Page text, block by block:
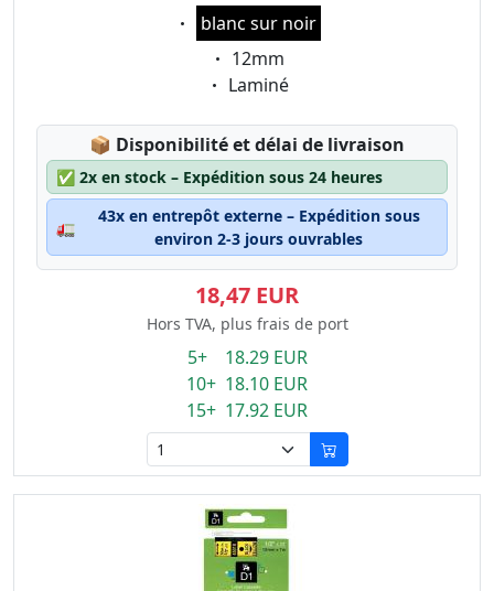
Eigenschaft:
blanc sur noir
Eigenschaft:
12mm
Eigenschaft:
Laminé
📦 Lagerstatus:
Disponibilité et délai de livraison
✅ 2x en stock – Expédition sous 24 heures
🚛
43x en entrepôt externe – Expédition sous
environ 2-3 jours ouvrables
18,47 EUR
Hors TVA, plus frais de port
5+ 18.29 EUR
10+ 18.10 EUR
15+ 17.92 EUR